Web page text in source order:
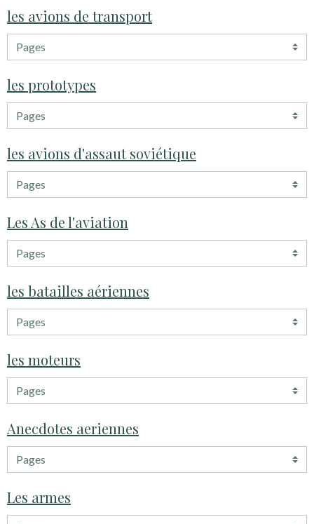
les avions de transport
les prototypes
les avions d'assaut soviétique
Les As de l'aviation
les batailles aériennes
les moteurs
Anecdotes aeriennes
Les armes